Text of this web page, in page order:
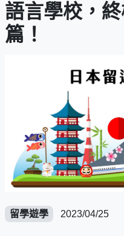
語言學校，
篇！
留學遊學 2023/04/25